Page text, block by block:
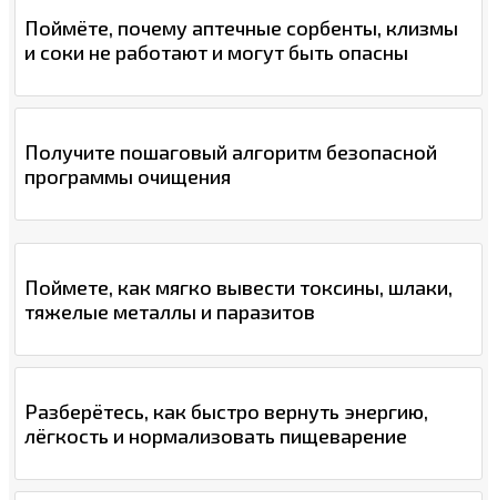
Поймёте, почему аптечные сорбенты, клизмы
и соки не работают и могут быть опасны
Получите пошаговый алгоритм безопасной
программы очищения
Поймете, как мягко вывести токсины, шлаки,
тяжелые металлы и паразитов
Разберётесь, как быстро вернуть энергию,
лёгкость и нормализовать пищеварение